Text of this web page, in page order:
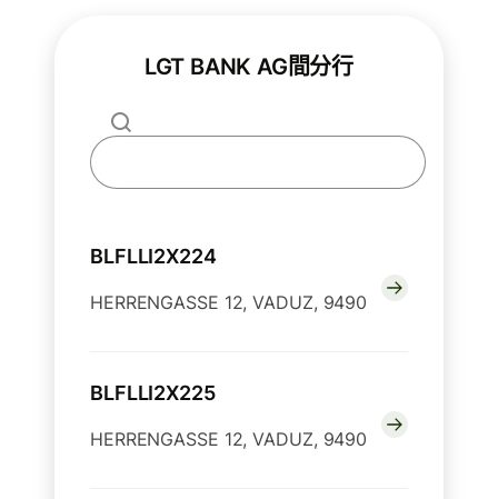
LGT BANK AG間分行
BLFLLI2X224
HERRENGASSE 12, VADUZ, 9490
BLFLLI2X225
HERRENGASSE 12, VADUZ, 9490